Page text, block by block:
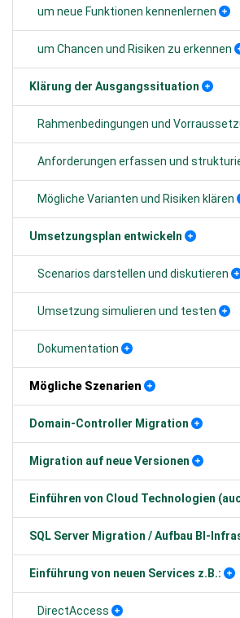
um neue Funktionen kennenlernen
um Chancen und Risiken zu erkennen
Klärung der Ausgangssituation
Rahmenbedingungen und
Anforderungen erfassen und
Mögliche Varianten und Risiken klären
Umsetzungsplan entwickeln
Scenarios darstellen und diskutieren
Umsetzung simulieren und testen
Dokumentation
Mögliche Szenarien
Domain-Controller Migration
Migration auf neue Versionen
Einführen von Cloud Technologien
SQL Server Migration / Aufbau BI-
Einführung von neuen Services z.B.:
DirectAccess